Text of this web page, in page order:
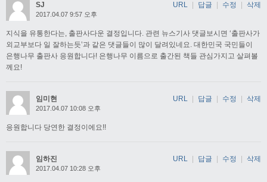
SJ
2017.04.07 9:57 오후
지식을 유통한다는, 출판사다운 결정입니다. 관련 뉴스기사 댓글보시면 ‘출판사가
외교부보다 일 잘하는듯’과 같은 댓글들이 많이 달려있네요. 대한민국 국민들이
은행나무 출판사 응원합니다! 은행나무 이름으로 출간된 책들 관심가지고 살펴볼
께요!
URL 답글 수정 삭제
임미현
2017.04.07 10:08 오후
응원합니다 당연한 결정이에요!!
URL | 답글 | 수정 | 삭제
임하진
2017.04.07 10:28 오후
URL | 답글 | 수정 | 삭제